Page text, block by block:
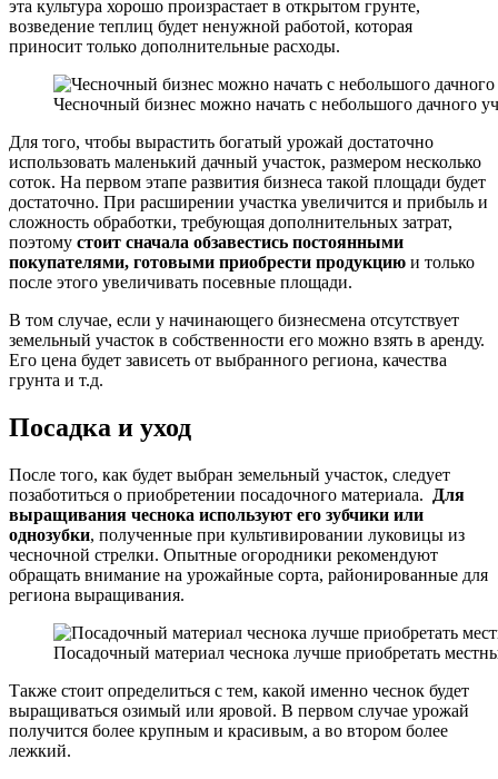
эта культура хорошо произрастает в открытом грунте,
возведение теплиц будет ненужной работой, которая
приносит только дополнительные расходы.
Чесночный бизнес можно начать с небольшого дачного
Для того, чтобы вырастить богатый урожай достаточно
использовать маленький дачный участок, размером несколько
соток. На первом этапе развития бизнеса такой площади будет
достаточно. При расширении участка увеличится и прибыль и
сложность обработки, требующая дополнительных затрат,
поэтому стоит сначала обзавестись постоянными
покупателями, готовыми приобрести продукцию и только
после этого увеличивать посевные площади.
В том случае, если у начинающего бизнесмена отсутствует
земельный участок в собственности его можно взять в аренду.
Его цена будет зависеть от выбранного региона, качества
грунта и т.д.
Посадка и уход
После того, как будет выбран земельный участок, следует
позаботиться о приобретении посадочного материала.
Для
выращивания чеснока используют его зубчики или
однозубки, полученные при культивировании луковицы из
чесночной стрелки. Опытные огородники рекомендуют
обращать внимание на урожайные сорта, районированные для
региона выращивания.
Посадочный материал чеснока лучше приобретать
Также стоит определиться с тем, какой именно чеснок будет
выращиваться озимый или яровой. В первом случае урожай
получится более крупным и красивым, а во втором более
лежкий.